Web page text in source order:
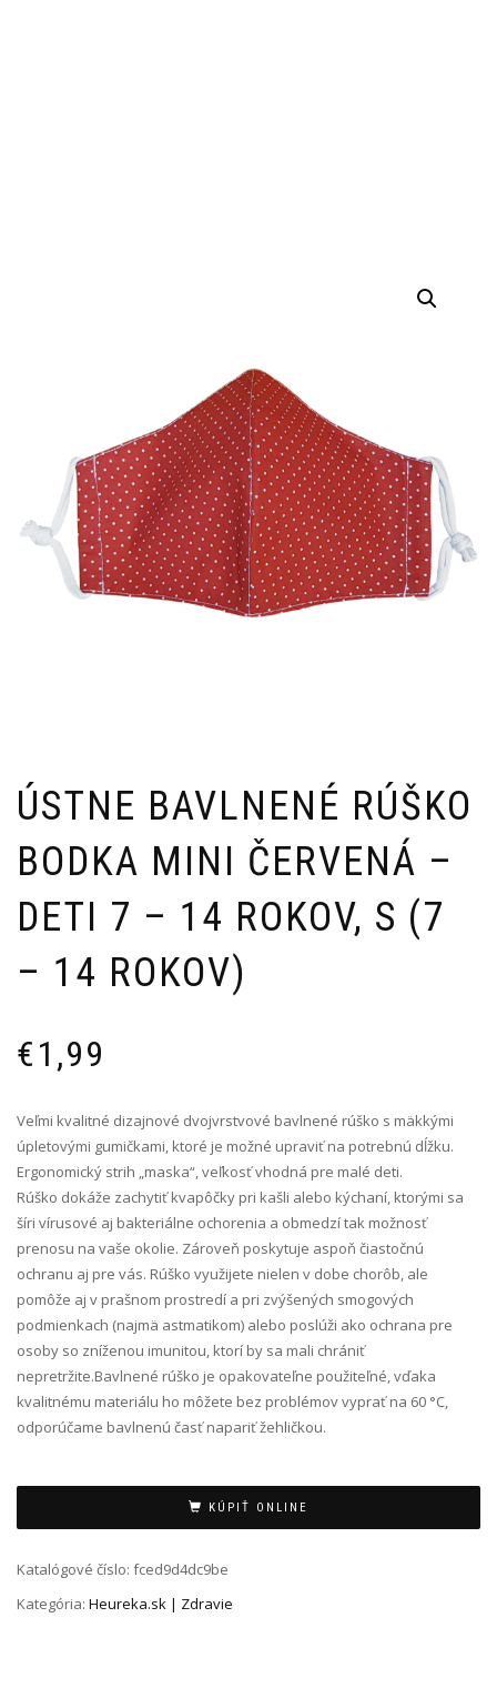
ÚSTNE BAVLNENÉ RÚŠKO
BODKA MINI ČERVENÁ –
DETI 7 – 14 ROKOV, S (7
– 14 ROKOV)
€1,99
Veľmi kvalitné dizajnové dvojvrstvové bavlnené rúško s mäkkými
úpletovými gumičkami, ktoré je možné upraviť na potrebnú dĺžku.
Ergonomický strih „maska“, veľkosť vhodná pre malé deti.
Rúško dokáže zachytiť kvapôčky pri kašli alebo kýchaní, ktorými sa
šíri vírusové aj bakteriálne ochorenia a obmedzí tak možnosť
prenosu na vaše okolie. Zároveň poskytuje aspoň čiastočnú
ochranu aj pre vás. Rúško využijete nielen v dobe chorôb, ale
pomôže aj v prašnom prostredí a pri zvýšených smogových
podmienkach (najmä astmatikom) alebo poslúži ako ochrana pre
osoby so zníženou imunitou, ktorí by sa mali chrániť
nepretržite.Bavlnené rúško je opakovateľne použiteľné, vďaka
kvalitnému materiálu ho môžete bez problémov vyprať na 60 °C,
odporúčame bavlnenú časť napariť žehličkou.
KÚPIŤ ONLINE
Katalógové číslo: fced9d4dc9be
Kategória: Heureka.sk | Zdravie